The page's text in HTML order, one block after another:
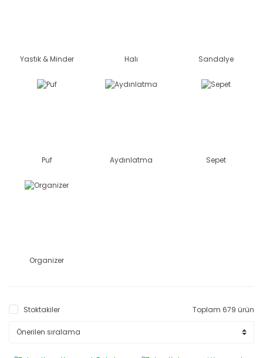
Yastık & Minder Halı Sandalye
Puf Aydınlatma Sepet
Organizer
Stoktakiler Toplam 679 ürün